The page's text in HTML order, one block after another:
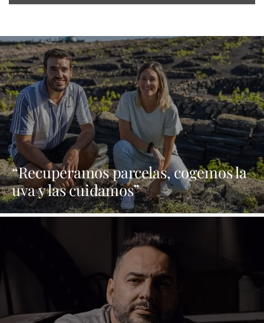
“Recuperamos parcelas, cogemos la
uva y las cuidamos”